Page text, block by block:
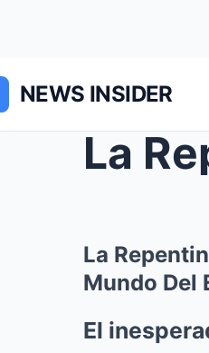
NEWS INSIDER
La
Mundo Del
El